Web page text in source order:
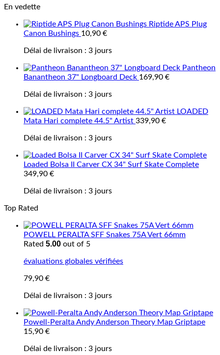
En vedette
Riptide APS Plug
Canon Bushings 10,90 €
Délai de livraison : 3 jours
Pantheon
Banantheon 37" Longboard Deck 169,90 €
Délai de livraison : 3 jours
LOADED
Mata Hari complete 44.5" Artist 339,90 €
Délai de livraison : 3 jours
Loaded Bolsa II Carver CX 34" Surf Skate Complete
349,90 €
Délai de livraison : 3 jours
Top Rated
POWELL PERALTA SFF Snakes 75A Vert 66mm
Rated 5.00 out of 5
évaluations globales vérifiées
79,90 €
Délai de livraison : 3 jours
Powell-Peralta Andy Anderson Theory Map Griptape
15,90 €
Délai de livraison : 3 jours